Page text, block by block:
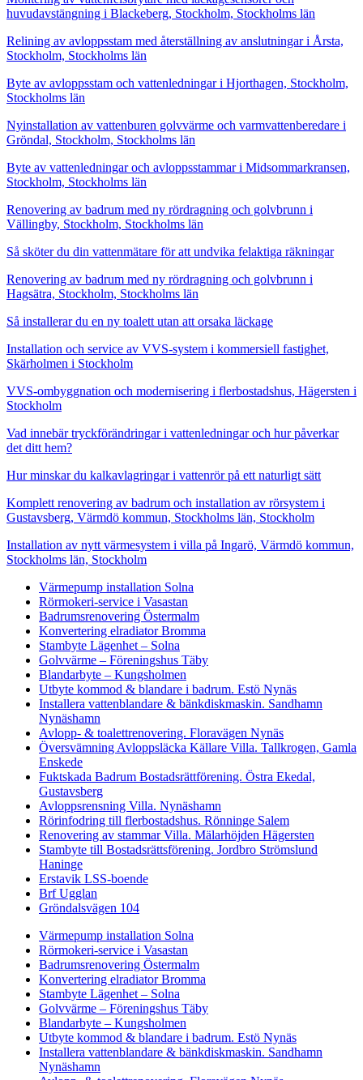
huvudavstängning i Blackeberg, Stockholm, Stockholms län
Relining av avloppsstam med återställning av anslutningar i Årsta,
Stockholm, Stockholms län
Byte av avloppsstam och vattenledningar i Hjorthagen, Stockholm,
Stockholms län
Nyinstallation av vattenburen golvvärme och varmvattenberedare i
Gröndal, Stockholm, Stockholms län
Byte av vattenledningar och avloppsstammar i Midsommarkransen,
Stockholm, Stockholms län
Renovering av badrum med ny rördragning och golvbrunn i
Vällingby, Stockholm, Stockholms län
Så sköter du din vattenmätare för att undvika felaktiga räkningar
Renovering av badrum med ny rördragning och golvbrunn i
Hagsätra, Stockholm, Stockholms län
Så installerar du en ny toalett utan att orsaka läckage
Installation och service av VVS-system i kommersiell fastighet,
Skärholmen i Stockholm
VVS-ombyggnation och modernisering i flerbostadshus, Hägersten i
Stockholm
Vad innebär tryckförändringar i vattenledningar och hur påverkar
det ditt hem?
Hur minskar du kalkavlagringar i vattenrör på ett naturligt sätt
Komplett renovering av badrum och installation av rörsystem i
Gustavsberg, Värmdö kommun, Stockholms län, Stockholm
Installation av nytt värmesystem i villa på Ingarö, Värmdö kommun,
Stockholms län, Stockholm
Värmepump installation Solna
Rörmokeri-service i Vasastan
Badrumsrenovering Östermalm
Konvertering elradiator Bromma
Stambyte Lägenhet – Solna
Golvvärme – Föreningshus Täby
Blandarbyte – Kungsholmen
Utbyte kommod & blandare i badrum. Estö Nynäs
Installera vattenblandare & bänkdiskmaskin. Sandhamn
Nynäshamn
Avlopp- & toalettrenovering. Floravägen Nynäs
Översvämning Avloppsläcka Källare Villa. Tallkrogen, Gamla
Enskede
Fuktskada Badrum Bostadsrättförening. Östra Ekedal,
Gustavsberg
Avloppsrensning Villa. Nynäshamn
Rörinfodring till flerbostadshus. Rönninge Salem
Renovering av stammar Villa. Mälarhöjden Hägersten
Stambyte till Bostadsrättsförening. Jordbro Strömslund
Haninge
Erstavik LSS-boende
Brf Ugglan
Gröndalsvägen 104
Värmepump installation Solna
Rörmokeri-service i Vasastan
Badrumsrenovering Östermalm
Konvertering elradiator Bromma
Stambyte Lägenhet – Solna
Golvvärme – Föreningshus Täby
Blandarbyte – Kungsholmen
Utbyte kommod & blandare i badrum. Estö Nynäs
Installera vattenblandare & bänkdiskmaskin. Sandhamn
Nynäshamn